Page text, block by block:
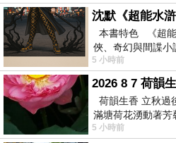
本書特色 《超
俠、奇幻與間諜小
滸》系列第四部
5 小時前
2026 8 7 荷韻
荷韻生香 立秋過
滿塘荷花湧動著芳
幽泉中復有蛙鳴嘓
5 小時前